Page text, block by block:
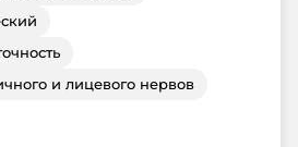
и лицевого нервов